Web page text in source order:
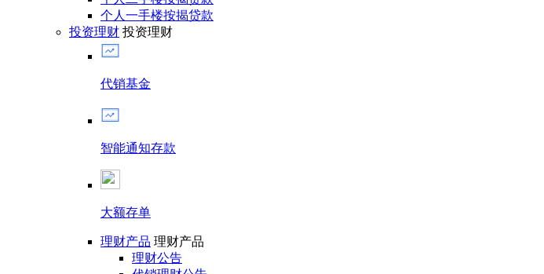
个人一手楼按揭贷款
投资理财 投资理财
代销基金
智能通知存款
大额存单
理财产品 理财产品
理财公告